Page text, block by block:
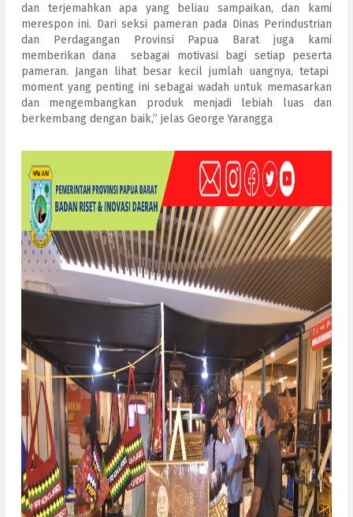
dan terjemahkan apa yang beliau sampaikan, dan kami
merespon ini. Dari seksi pameran pada Dinas Perindustrian
dan Perdagangan Provinsi Papua Barat juga kami
memberikan dana sebagai motivasi bagi setiap peserta
pameran. Jangan lihat besar kecil jumlah uangnya, tetapi
moment yang penting ini sebagai wadah untuk memasarkan
dan mengembangkan produk menjadi lebiah luas dan
berkembang dengan baik,” jelas George Yarangga